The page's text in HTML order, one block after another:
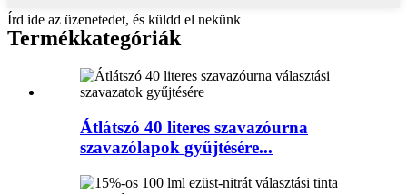
Írd ide az üzenetedet, és küldd el nekünk
Termékkategóriák
Átlátszó 40 literes szavazóurna
szavazólapok gyűjtésére...